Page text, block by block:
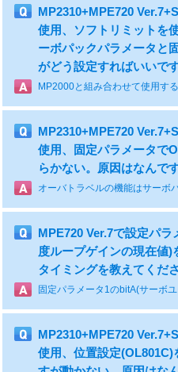
MP2310+MPE720
使用、ソフトリミットを
ーボパックパラメータと
がどう設定すればいいで
MP2310+MPE720
使用、固定パラメータで
らかない。原因はなんで
MPE720 Ver.7で設定パ
度ループゲインの現在値
タイミングを教えてくださ
MP2310+MPE720
使用、位置設定